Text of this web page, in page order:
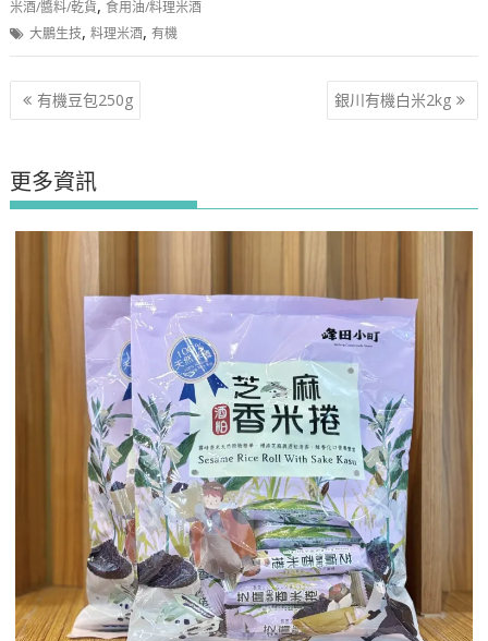
米酒/醬料/乾貨,食用油/料理米酒
大鵬生技,料理米酒,有機
文
章
覽
有機豆包250g 銀川有機白米2kg
更多資訊